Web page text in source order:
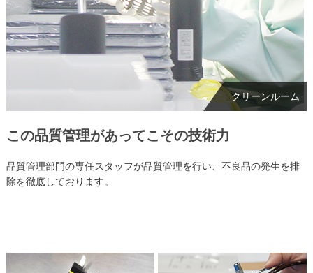
この品質管理があってこその技術力
品質管理部門の専任スタッフが品質管理を行い、不良品の発生を排
除を徹底しております。
クリーンルーム